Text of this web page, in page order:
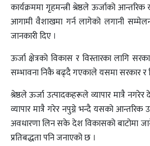
कार्यक्रममा गृहमन्त्री श्रेष्ठले ऊर्जाको
आगामी वैशाखमा गर्न लागेको लगानी
जानकारी दिए ।
ऊर्जा क्षेत्रको विकास र विस्तारका लागि
सम्भावना निकै बढ्दै गएकाले यसमा सरकार र
श्रेष्ठले ऊर्जा उत्पादकहरूले व्यापार मात्रै
व्यापार मात्रै गरेर नपुग्ने भन्दै यसको
अवधारणा लिन सके देश विकासको बाटोमा
प्रतिबद्धता पनि जनाएको छ ।